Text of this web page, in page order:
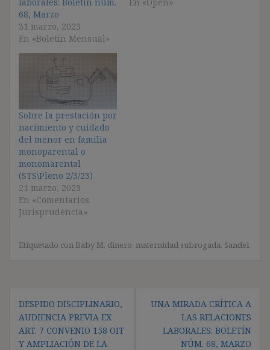
68, Marzo
31 marzo, 2023
En «Boletín Mensual»
Sobre la prestación por
nacimiento y cuidado
del menor en familia
monoparental o
monomarental
(STS\Pleno 2/3/23)
21 marzo, 2023
En «Comentarios
Jurisprudencia»
Etiquetado con Baby M, dinero, maternidad subrogada, Sandel
de
entradas
DESPIDO DISCIPLINARIO,
AUDIENCIA PREVIA EX
ART. 7 CONVENIO 158 OIT
Y AMPLIACIÓN DE LA
UNA MIRADA CRÍTICA A
LAS RELACIONES
LABORALES: BOLETÍN
NÚM. 68, MARZO